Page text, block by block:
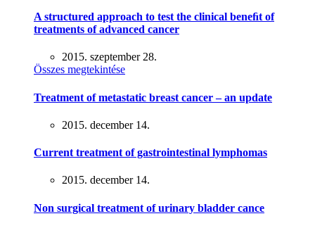
A structured approach to test the clinical beneﬁt of
treatments of advanced cancer
2015. szeptember 28.
Összes megtekintése
Treatment of metastatic breast cancer – an update
2015. december 14.
Current treatment of gastrointestinal lymphomas
2015. december 14.
Non surgical treatment of urinary bladder cance